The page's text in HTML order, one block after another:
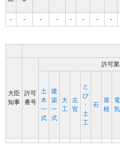
- - - - - - - -
大臣
知事
許可
番号
許可
土
木
一
式
建
築
一
式
大
工
左
官
と
び
･
土
工
石
屋
根
電
気